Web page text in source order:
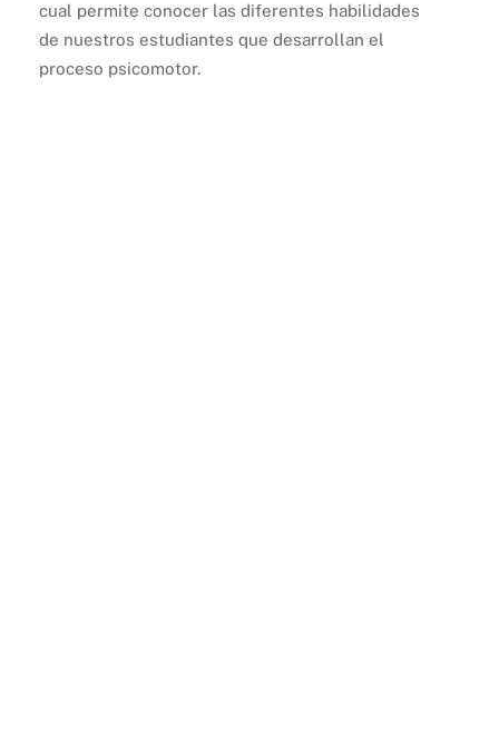
cual permite conocer las diferentes habilidades
de nuestros estudiantes que desarrollan el
proceso psicomotor.